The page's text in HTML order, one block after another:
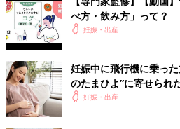
べ方・飲み方」って？
妊娠・出産
妊娠中に飛行機に乗っ
のたまひよ”に寄せられ
妊娠・出産